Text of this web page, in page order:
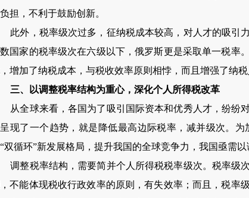
担，不利于鼓励创新。
此外，税率级次过多，征纳税成本较高，对人才的吸引
国家的税率级次在六级以下，俄罗斯更是采取单一税率
增加了纳税成本，与税收效率原则相悖，而且增强了纳税
三、以调整税率结构为重心，深化个人所得税改革
从全球来看，各国为了吸引国际资本和优秀人才，纷纷
现了一个趋势，就是降低最高边际税率，减并级次。
双循环”新发展格局，提升我国的全球竞争力，我国亟需
调整税率结构，需要简并个人所得税税率级次。税率级
不能体现税收行政效率的原则，有失效率；而且，税率